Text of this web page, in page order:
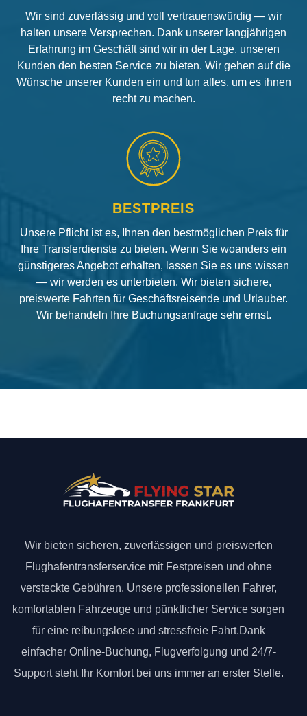
Wir sind zuverlässig und voll vertrauenswürdig — wir
halten unsere Versprechen. Dank unserer langjährigen
Erfahrung im Geschäft sind wir in der Lage, unseren
Kunden den besten Service zu bieten. Wir gehen auf die
Wünsche unserer Kunden ein und tun alles, um es ihnen
recht zu machen.
BESTPREIS
Unsere Pflicht ist es, Ihnen den bestmöglichen Preis für
Ihre Transferdienste zu bieten. Wenn Sie woanders ein
günstigeres Angebot erhalten, lassen Sie es uns wissen
— wir werden es unterbieten. Wir bieten sichere,
preiswerte Fahrten für Geschäftsreisende und Urlauber.
Wir behandeln Ihre Buchungsanfrage sehr ernst.
Wir bieten sicheren, zuverlässigen und preiswerten
Flughafentransferservice mit Festpreisen und ohne
versteckte Gebühren. Unsere professionellen Fahrer,
komfortablen Fahrzeuge und pünktlicher Service sorgen
für eine reibungslose und stressfreie Fahrt.Dank
einfacher Online-Buchung, Flugverfolgung und 24/7-
Support steht Ihr Komfort bei uns immer an erster Stelle.